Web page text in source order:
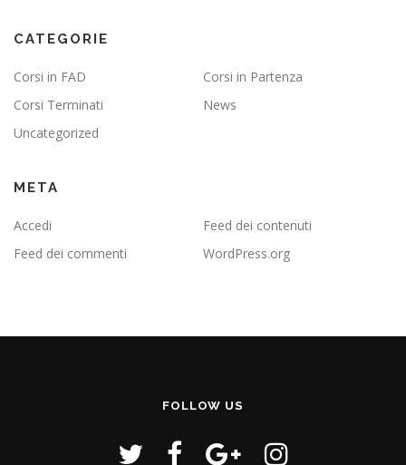
CATEGORIE
Corsi in FAD
Corsi in Partenza
Corsi Terminati
News
Uncategorized
META
Accedi
Feed dei contenuti
Feed dei commenti
WordPress.org
FOLLOW US